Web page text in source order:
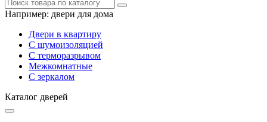
Например: двери для дома
Двери в квартиру
С шумоизоляцией
С терморазрывом
Межкомнатные
С зеркалом
Каталог дверей